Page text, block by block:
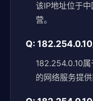
该IP地址位于
营。
Q: 182.254.0.10
182.254.0.10
的网络服务提供